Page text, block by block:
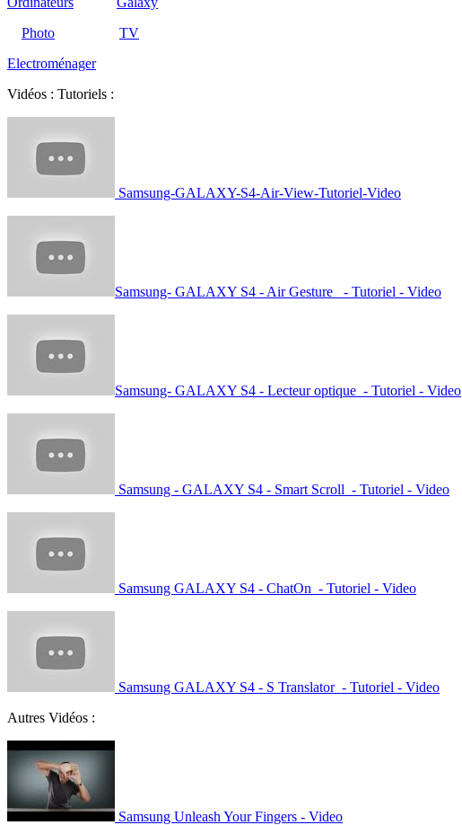
Photo
TV
Electroménager
Vidéos : Tutoriels :
Samsung-GALAXY-S4-Air-View-Tutoriel-Video
Samsung- GALAXY S4 - Air Gesture - Tutoriel - Video
Samsung- GALAXY S4 - Lecteur optique - Tutoriel - Video
Samsung - GALAXY S4 - Smart Scroll - Tutoriel - Video
Samsung GALAXY S4 - ChatOn - Tutoriel - Video
Samsung GALAXY S4 - S Translator - Tutoriel - Video
Autres Vidéos :
Samsung Unleash Your Fingers - Video